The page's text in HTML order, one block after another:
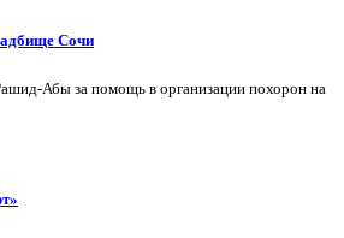
Сочи
Абы за помощь в организации похорон на